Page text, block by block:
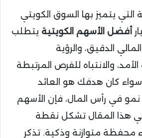
يتميز بها السوق الكويتي
أفضل الأسهم الكويتية يتطلب
الدقيق، والرؤية
الأمد، والانتباه للفرص المرتبطة
سواء كان هدفك هو العائد
نمو في رأس المال، فإن الأسهم
هذا المقال تشكل نقطة
محفظة متوازنة وذكية. تذكر